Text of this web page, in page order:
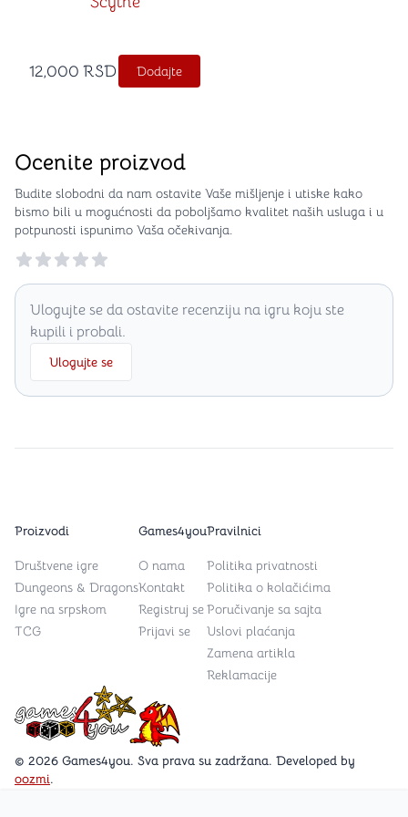
12,000 RSD Dodajte
Ocenite proizvod
Budite slobodni da nam ostavite Vaše mišljenje i utiske kako
bismo bili u mogućnosti da poboljšamo kvalitet naših usluga i u
potpunosti ispunimo Vaša očekivanja.
Reviews
Ulogujte se da ostavite recenziju na igru koju ste
kupili i probali.
Ulogujte se
Games4you logo
© 2026 Games4you. Sva prava su zadržana. Developed by
oozmi.
Proizvodi
Društvene igre
Dungeons & Dragons
Igre na srpskom
TCG
Games4you
O nama
Kontakt
Registruj se
Prijavi se
Pravilnici
Politika privatnosti
Politika o kolačićima
Poručivanje sa sajta
Uslovi plaćanja
Zamena artikla
Reklamacije